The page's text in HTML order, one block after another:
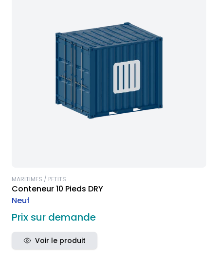
MARITIMES / PETITS
Conteneur 10 Pieds DRY
Neuf
Prix sur demande
Voir le produit